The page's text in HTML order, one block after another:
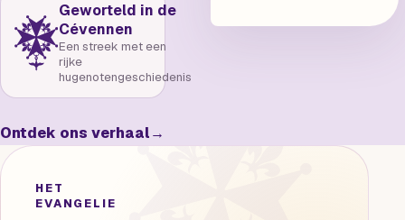
Geworteld in de
Cévennen
Een streek met een
rijke
hugenotengeschiedenis
Ontdek ons verhaal→
HET
EVANGELIE